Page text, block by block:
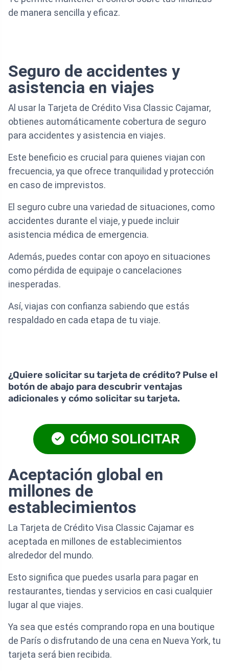
de manera sencilla y eficaz.
Seguro de accidentes y
asistencia en viajes
Al usar la Tarjeta de Crédito Visa Classic Cajamar,
obtienes automáticamente cobertura de seguro
para accidentes y asistencia en viajes.
Este beneficio es crucial para quienes viajan con
frecuencia, ya que ofrece tranquilidad y protección
en caso de imprevistos.
El seguro cubre una variedad de situaciones, como
accidentes durante el viaje, y puede incluir
asistencia médica de emergencia.
Además, puedes contar con apoyo en situaciones
como pérdida de equipaje o cancelaciones
inesperadas.
Así, viajas con confianza sabiendo que estás
respaldado en cada etapa de tu viaje.
¿Quiere solicitar su tarjeta de crédito? Pulse el
botón de abajo para descubrir ventajas
adicionales y cómo solicitar su tarjeta.
CÓMO SOLICITAR
Aceptación global en
millones de
establecimientos
La Tarjeta de Crédito Visa Classic Cajamar es
aceptada en millones de establecimientos
alrededor del mundo.
Esto significa que puedes usarla para pagar en
restaurantes, tiendas y servicios en casi cualquier
lugar al que viajes.
Ya sea que estés comprando ropa en una boutique
de París o disfrutando de una cena en Nueva York, tu
tarjeta será bien recibida.